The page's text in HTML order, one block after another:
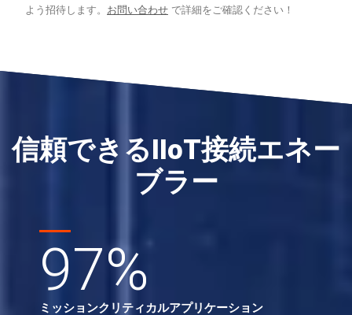
よう招待します。 お問い合わせ で詳細をご確認ください！
信頼できるIIoT接続エネー
ブラー
97%
ミッションクリティカルアプリケーション